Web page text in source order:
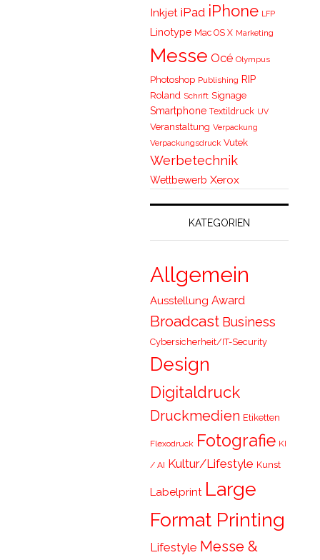
Inkjet iPad iPhone LFP
Linotype Mac OS X Marketing
Messe Océ Olympus
Photoshop Publishing RIP
Roland Schrift Signage
Smartphone Textildruck UV
Veranstaltung Verpackung
Verpackungsdruck Vutek
Werbetechnik
Wettbewerb Xerox
KATEGORIEN
Allgemein
Ausstellung Award
Broadcast Business
Cybersicherheit/IT-Security
Design
Digitaldruck
Druckmedien Etiketten
Flexodruck Fotografie KI
/ AI Kultur/Lifestyle Kunst
Labelprint Large
Format Printing
Lifestyle Messe &